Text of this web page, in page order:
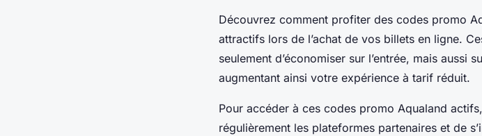
Découvrez comment profiter des codes promo
attractifs lors de l’achat de vos billets en ligne.
seulement d’économiser sur l’entrée, mais aussi
augmentant ainsi votre expérience à tarif réduit.
Pour accéder à ces codes promo Aqualand
régulièrement les plateformes partenaires et de